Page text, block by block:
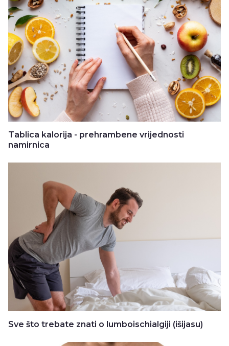
Tablica kalorija - prehrambene vrijednosti
namirnica
Sve što trebate znati o lumboischialgiji (išijasu)